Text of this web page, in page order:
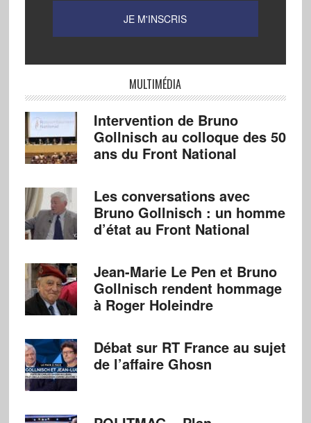
MULTIMÉDIA
Intervention de Bruno
Gollnisch au colloque des 50
ans du Front National
Les conversations avec
Bruno Gollnisch : un homme
d’état au Front National
Jean-Marie Le Pen et Bruno
Gollnisch rendent hommage
à Roger Holeindre
Débat sur RT France au sujet
de l’affaire Ghosn